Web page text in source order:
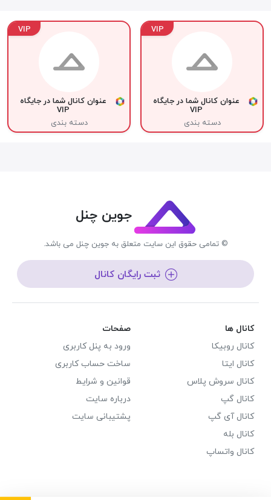
VIP
عنوان کانال شما در جایگاه
VIP
دسته بندی
VIP
عنوان کانال شما در جایگاه
VIP
دسته بندی
جوین چنل
© تمامی حقوق این سایت متعلق به جوین چنل می باشد.
ثبت رایگان کانال
کانال ها
کانال روبیکا
کانال ایتا
کانال سروش پلاس
کانال گپ
کانال آی گپ
کانال بله
کانال واتساپ
صفحات
ورود به پنل کاربری
ساخت حساب کاربری
قوانین و شرایط
درباره سایت
پشتیبانی سایت